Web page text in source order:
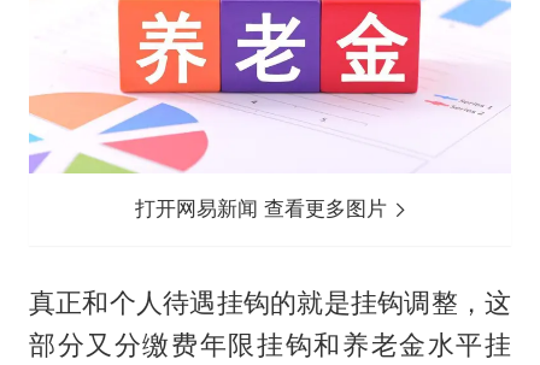
打开网易新闻 查看更多图片
真正和个人待遇挂钩的就是挂钩调整，这
部分又分缴费年限挂钩和养老金水平挂